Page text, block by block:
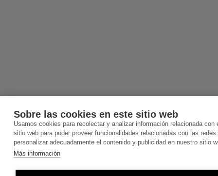
Sobre las cookies en este sitio web
Usamos cookies para recolectar y analizar información relacionada
sitio web para poder proveer funcionalidades relacionadas con las
personalizar adecuadamente el contenido y publicidad en nuestro sitio
Más información